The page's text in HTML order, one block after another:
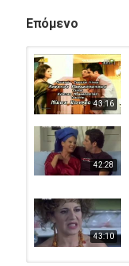
Επόμενο
43:16
42:28
43:10